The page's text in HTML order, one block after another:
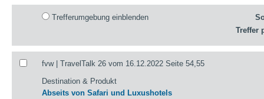
Trefferumgebung einblenden
Treffer
fvw | TravelTalk 26 vom 16.12.2022 Seite 54,55
Destination & Produkt
Abseits von Safari und Luxushotels